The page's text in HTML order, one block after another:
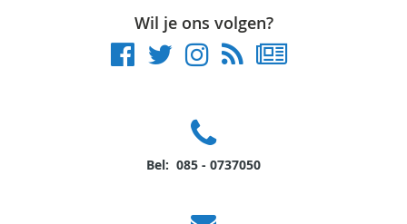
Wil je ons volgen?
Bel: 085 - 0737050